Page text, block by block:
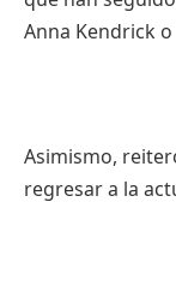
Anna Kendrick
Asimismo,
regresar a la